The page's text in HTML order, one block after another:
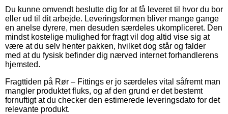
Du kunne omvendt beslutte dig for at få leveret til hvor du bor
eller ud til dit arbejde. Leveringsformen bliver mange gange
en anelse dyrere, men desuden særdeles ukompliceret. Den
mindst kostelige mulighed for fragt vil dog altid vise sig at
være at du selv henter pakken, hvilket dog står og falder
med at du fysisk befinder dig nærved internet forhandlerens
hjemsted.
Fragttiden på Rør – Fittings er jo særdeles vital såfremt man
mangler produktet fluks, og af den grund er det bestemt
fornuftigt at du checker den estimerede leveringsdato for det
relevante produkt.